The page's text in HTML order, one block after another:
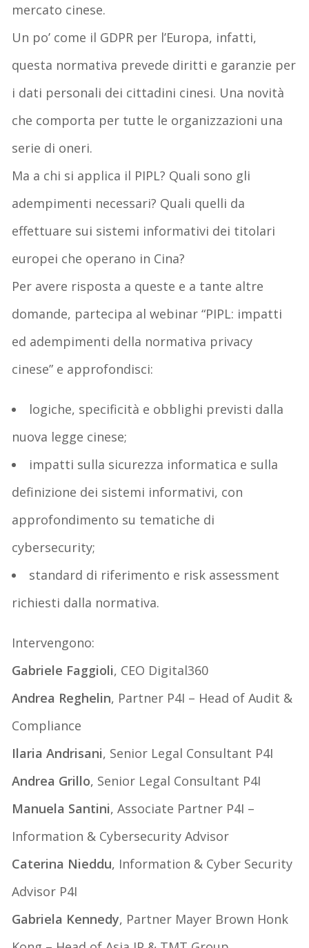
mercato cinese.
Un po’ come il GDPR per l’Europa, infatti,
questa normativa prevede diritti e garanzie per
i dati personali dei cittadini cinesi. Una novità
che comporta per tutte le organizzazioni una
serie di oneri.
Ma a chi si applica il PIPL? Quali sono gli
adempimenti necessari? Quali quelli da
effettuare sui sistemi informativi dei titolari
europei che operano in Cina?
Per avere risposta a queste e a tante altre
domande, partecipa al webinar “PIPL: impatti
ed adempimenti della normativa privacy
cinese” e approfondisci:
logiche, specificità e obblighi previsti dalla
nuova legge cinese;
impatti sulla sicurezza informatica e sulla
definizione dei sistemi informativi, con
approfondimento su tematiche di
cybersecurity;
standard di riferimento e risk assessment
richiesti dalla normativa.
Intervengono:
Gabriele Faggioli, CEO Digital360
Andrea Reghelin, Partner P4I – Head of Audit &
Compliance
Ilaria Andrisani, Senior Legal Consultant P4I
Andrea Grillo, Senior Legal Consultant P4I
Manuela Santini, Associate Partner P4I –
Information & Cybersecurity Advisor
Caterina Nieddu, Information & Cyber Security
Advisor P4I
Gabriela Kennedy, Partner Mayer Brown Honk